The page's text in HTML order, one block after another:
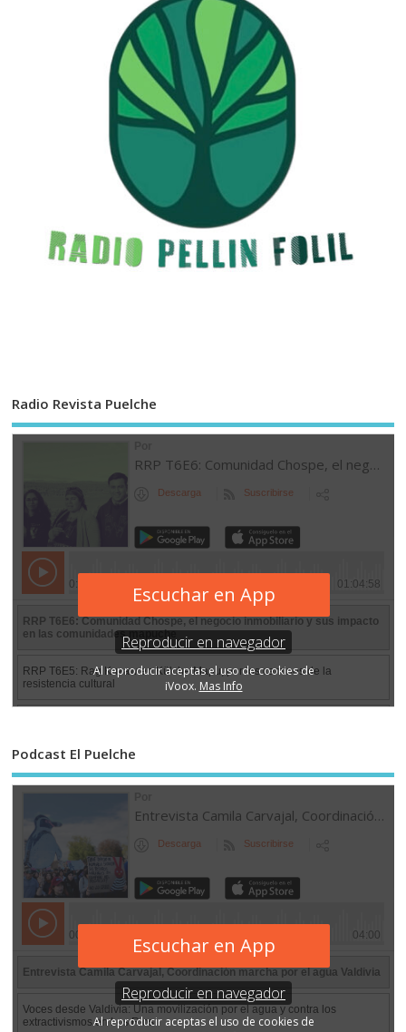
Radio Revista Puelche
Podcast El Puelche